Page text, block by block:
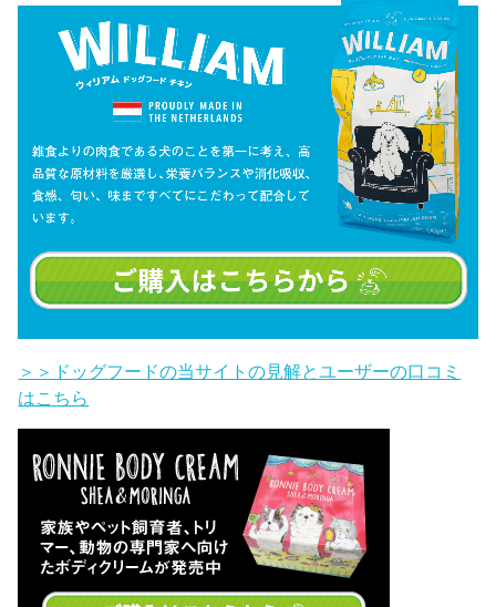
＞＞ドッグフードの当サイトの見解とユーザーの口コミ
はこちら